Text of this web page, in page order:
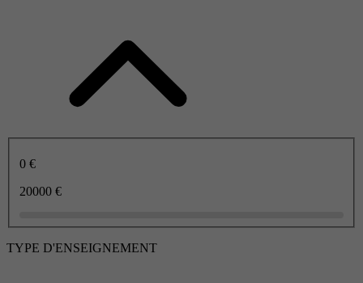
0 €
20000 €
TYPE D'ENSEIGNEMENT